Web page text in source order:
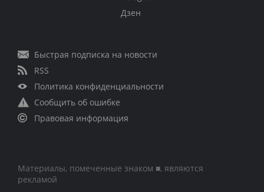
Дзен
Быстрая подписка на новости
RSS
Политика конфиденциальности
Сообщить об ошибке
Правовая информация
Материалы, помеченные знаком ■, являются
рекламой